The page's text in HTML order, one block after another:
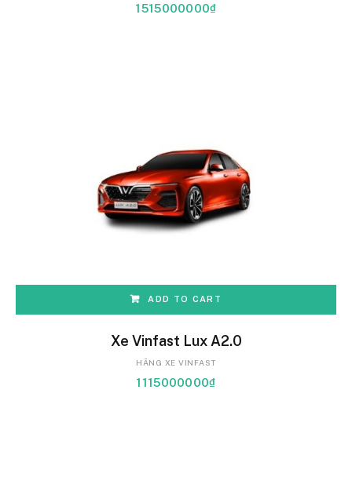
1515000000₫
ADD TO CART
Xe Vinfast Lux A2.0
HÃNG XE VINFAST
1115000000₫